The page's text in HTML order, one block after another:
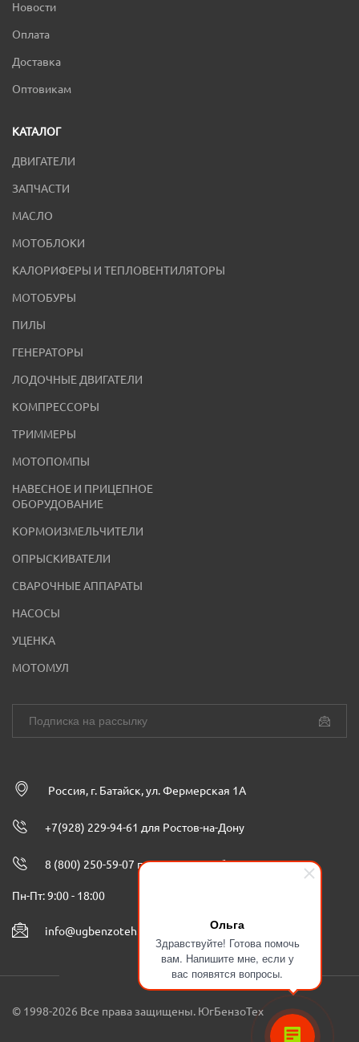
Ольга
Здравствуйте! Готова помочь
вам. Напишите мне, если у
вас появятся вопросы.
Новости
Оплата
Доставка
Оптовикам
КАТАЛОГ
ДВИГАТЕЛИ
ЗАПЧАСТИ
МАСЛО
МОТОБЛОКИ
КАЛОРИФЕРЫ И ТЕПЛОВЕНТИЛЯТОРЫ
МОТОБУРЫ
ПИЛЫ
ГЕНЕРАТОРЫ
ЛОДОЧНЫЕ ДВИГАТЕЛИ
КОМПРЕССОРЫ
ТРИММЕРЫ
МОТОПОМПЫ
НАВЕСНОЕ И ПРИЦЕПНОЕ
ОБОРУДОВАНИЕ
КОРМОИЗМЕЛЬЧИТЕЛИ
ОПРЫСКИВАТЕЛИ
СВАРОЧНЫЕ АППАРАТЫ
НАСОСЫ
УЦЕНКА
МОТОМУЛ
Россия, г. Батайск, ул. Фермерская 1А
+7(928) 229-94-61 для Ростов-на-Дону
8 (800) 250-59-07 по всей России бесплатно
Пн-Пт: 9:00 - 18:00
info@ugbenzoteh.ru
© 1998-2026 Все права защищены. ЮгБензоТех